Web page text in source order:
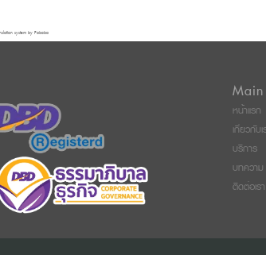
system by Faboba
หน้าแรก
เกี่ยวกับเ
บริการ
บทความ
ติดต่อเรา